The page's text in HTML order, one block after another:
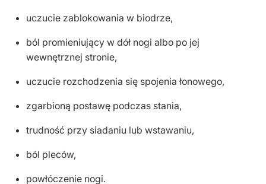
uczucie zablokowania w biodrze,
ból promieniujący w dół nogi albo po jej
wewnętrznej stronie,
uczucie rozchodzenia się spojenia łonowego,
zgarbioną postawę podczas stania,
trudność przy siadaniu lub wstawaniu,
ból pleców,
powłóczenie nogi.